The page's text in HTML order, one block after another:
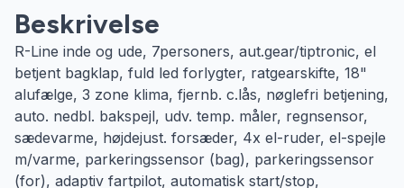
Beskrivelse
R-Line inde og ude, 7personers, aut.gear/tiptronic, el
betjent bagklap, fuld led forlygter, ratgearskifte, 18"
alufælge, 3 zone klima, fjernb. c.lås, nøglefri betjening,
auto. nedbl. bakspejl, udv. temp. måler, regnsensor,
sædevarme, højdejust. forsæder, 4x el-ruder, el-spejle
m/varme, parkeringssensor (bag), parkeringssensor
(for), adaptiv fartpilot, automatisk start/stop,